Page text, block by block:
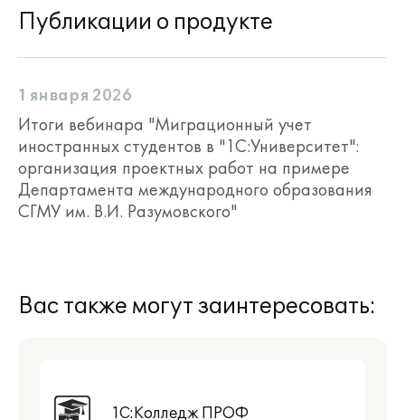
Публикации о продукте
1 января 2026
Итоги вебинара "Миграционный учет
иностранных студентов в "1С:Университет":
организация проектных работ на примере
Департамента международного образования
СГМУ им. В.И. Разумовского"
Вас также могут заинтересовать:
1С:Колледж ПРОФ